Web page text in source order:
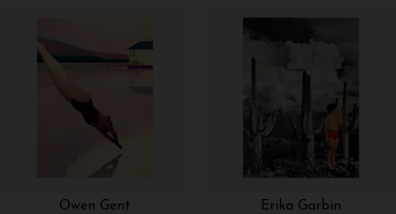
Owen Gent Erika Garbin